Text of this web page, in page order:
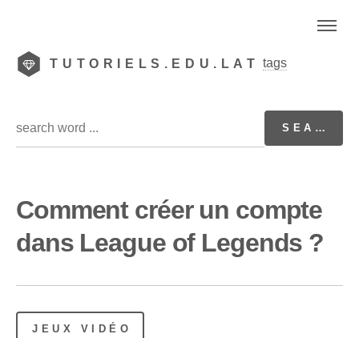
TUTORIELS.EDU.LAT tags
Comment créer un compte
dans League of Legends ?
JEUX VIDÉO